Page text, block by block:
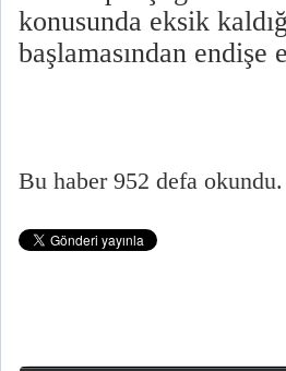
konusunda eksik
başlamasından
Bu haber 952 defa okundu.